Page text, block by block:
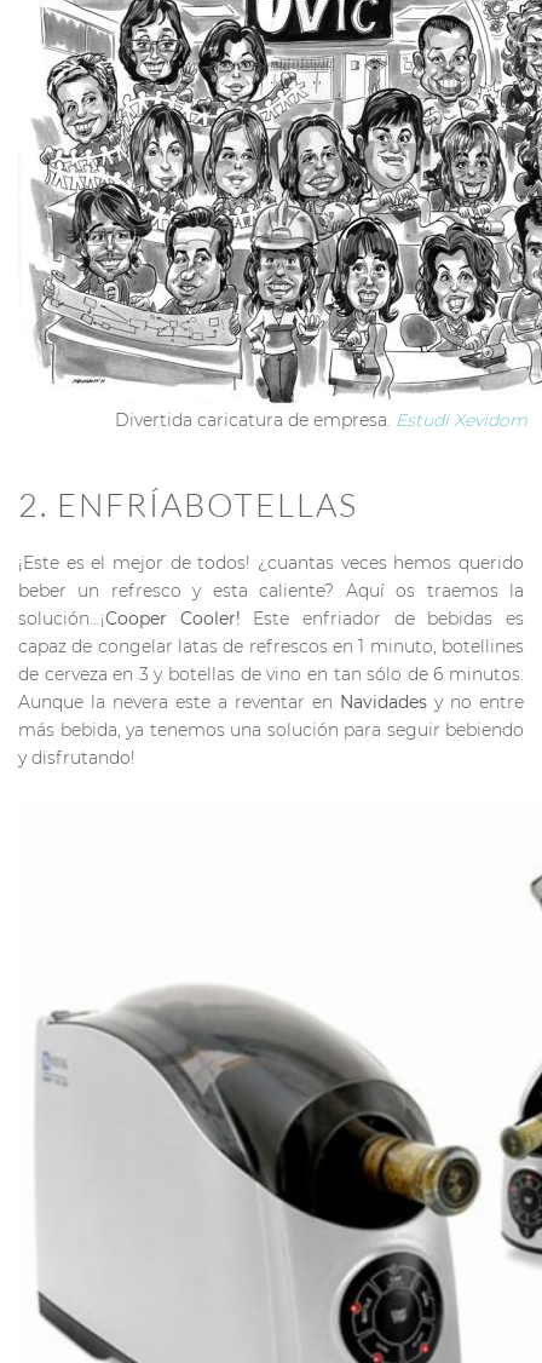
Divertida caricatura de empresa. Estudi Xevidom
2. ENFRÍABOTELLAS
¡Este es el mejor de todos! ¿cuantas veces hemos querido
beber un refresco y esta caliente? Aquí os traemos la
solución…¡Cooper Cooler! Este enfriador de bebidas es
capaz de congelar latas de refrescos en 1 minuto, botellines
de cerveza en 3 y botellas de vino en tan sólo de 6 minutos.
Aunque la nevera este a reventar en Navidades y no entre
más bebida, ya tenemos una solución para seguir bebiendo
y disfrutando!